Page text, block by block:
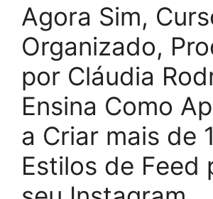
Agora Sim,
Organizado,
por Cláudia
Ensina Como
a Criar mais de
Estilos de Feed